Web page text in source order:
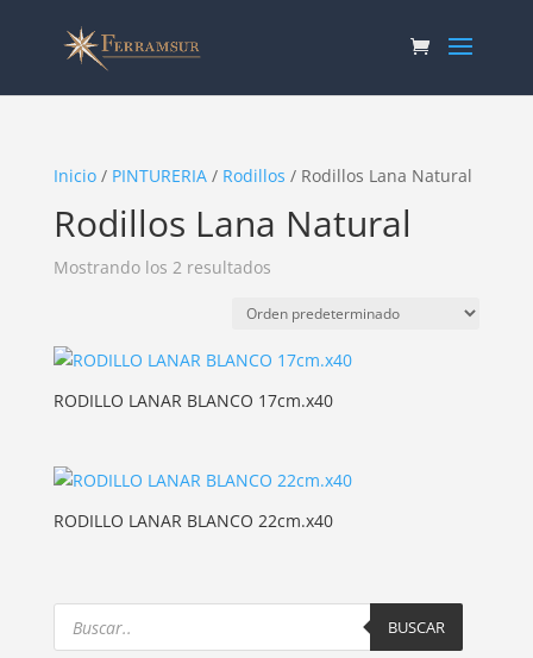
Inicio/ PINTURERIA/ Rodillos / Rodillos Lana Natural
Rodillos Lana Natural
Mostrando los 2 resultados
RODILLO LANAR BLANCO 17cm.x40
RODILLO LANAR BLANCO 22cm.x40
Products
search BUSCAR